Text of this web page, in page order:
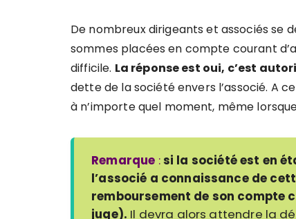
De nombreux dirigeants et associés se
sommes placées en compte courant
difficile. La réponse est oui, c’est
dette de la société envers l’associé. A
à n’importe quel moment, même
Remarque :si la société est en
l’associé a connaissance de
remboursement de son compte
juge). Il devra alors attendre la